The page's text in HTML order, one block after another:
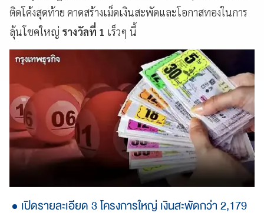
ติดโค้งสุดท้าย คาดสร้างเม็ดเงินสะพัดและโอกาสทองในการ
ลุ้นโชคใหญ่ รางวัลที่ 1 เร็วๆ นี้
เปิดรายละเอียด 3 โครงการใหญ่ เงินสะพัดกว่า 2,179